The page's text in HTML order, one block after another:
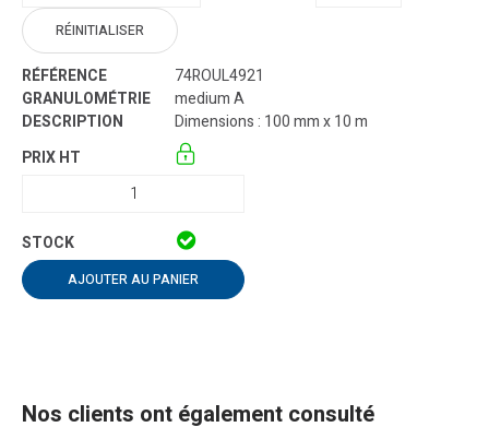
RÉINITIALISER
74ROUL4921
medium A
Dimensions : 100 mm x 10 m
AJOUTER AU PANIER
Nos clients ont également consulté